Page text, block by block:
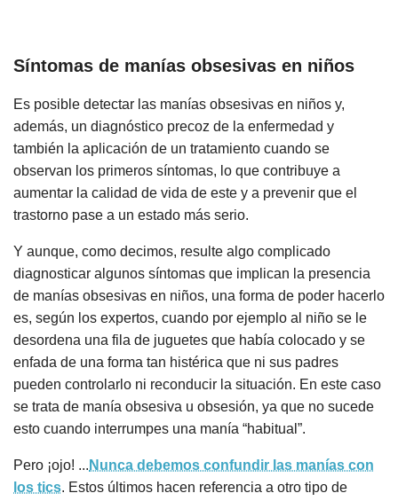
Síntomas de manías obsesivas en niños
Es posible detectar las manías obsesivas en niños y,
además, un diagnóstico precoz de la enfermedad y
también la aplicación de un tratamiento cuando se
observan los primeros síntomas, lo que contribuye a
aumentar la calidad de vida de este y a prevenir que el
trastorno pase a un estado más serio.
Y aunque, como decimos, resulte algo complicado
diagnosticar algunos síntomas que implican la presencia
de manías obsesivas en niños, una forma de poder hacerlo
es, según los expertos, cuando por ejemplo al niño se le
desordena una fila de juguetes que había colocado y se
enfada de una forma tan histérica que ni sus padres
pueden controlarlo ni reconducir la situación. En este caso
se trata de manía obsesiva u obsesión, ya que no sucede
esto cuando interrumpes una manía “habitual”.
Pero ¡ojo! ... Nunca debemos confundir las manías con
los tics. Estos últimos hacen referencia a otro tipo de